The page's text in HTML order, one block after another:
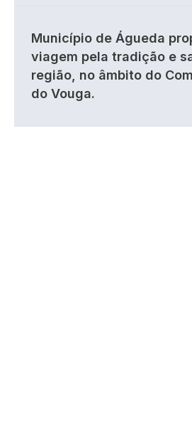
Município de Águeda
viagem pela tradição e
região, no âmbito do
do Vouga.